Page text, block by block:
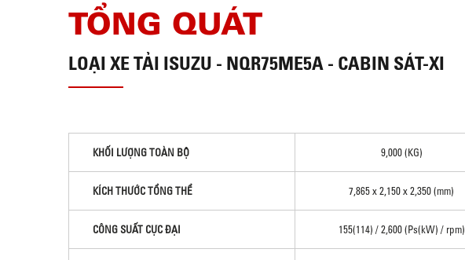
TỔNG QUÁT
LOẠI XE TẢI ISUZU - NQR75ME5A - CABIN SÁT-XI
KHỐI LƯỢNG TOÀN BỘ 9,000 (KG)
KÍCH THƯỚC TỔNG THỂ 7,865 x 2,150 x 2,350 (mm)
CÔNG SUẤT CỰC ĐẠI 155(114) / 2,600 (Ps(kW) / rpm)